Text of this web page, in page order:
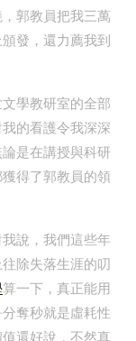
郭教員把我三萬
發，還力薦我到
學教研室的全部
的看護令我深深
是在講授與科研
得了郭教員的領
說，我們這些年
除失落生涯的叨
算一下，真正能用
奪秒就是虛耗性